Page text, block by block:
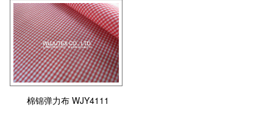
棉锦弹力布 WJY4111